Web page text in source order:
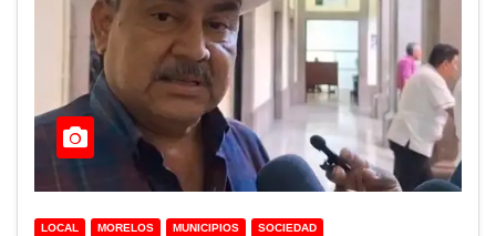
LOCAL MORELOS MUNICIPIOS SOCIEDAD